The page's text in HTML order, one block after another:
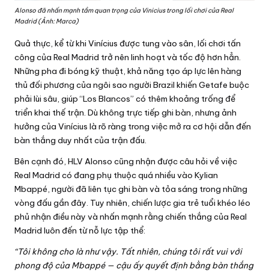
Alonso đã nhấn mạnh tầm quan trọng của Vinicius trong lối chơi của Real
Madrid (Ảnh: Marca)
Quả thực, kể từ khi Vinícius được tung vào sân, lối chơi tấn
công của Real Madrid trở nên linh hoạt và tốc độ hơn hẳn.
Những pha đi bóng kỹ thuật, khả năng tạo áp lực lên hàng
thủ đối phương của ngôi sao người Brazil khiến Getafe buộc
phải lùi sâu, giúp “Los Blancos” có thêm khoảng trống để
triển khai thế trận. Dù không trực tiếp ghi bàn, nhưng ảnh
hưởng của Vinícius là rõ ràng trong việc mở ra cơ hội dẫn đến
bàn thắng duy nhất của trận đấu.
Bên cạnh đó, HLV Alonso cũng nhận được câu hỏi về việc
Real Madrid có đang phụ thuộc quá nhiều vào Kylian
Mbappé, người đã liên tục ghi bàn và tỏa sáng trong những
vòng đấu gần đây. Tuy nhiên, chiến lược gia trẻ tuổi khéo léo
phủ nhận điều này và nhấn mạnh rằng chiến thắng của Real
Madrid luôn đến từ nỗ lực tập thể:
“Tôi không cho là như vậy. Tất nhiên, chúng tôi rất vui với
phong độ của Mbappé — cậu ấy quyết định bằng bàn thắng